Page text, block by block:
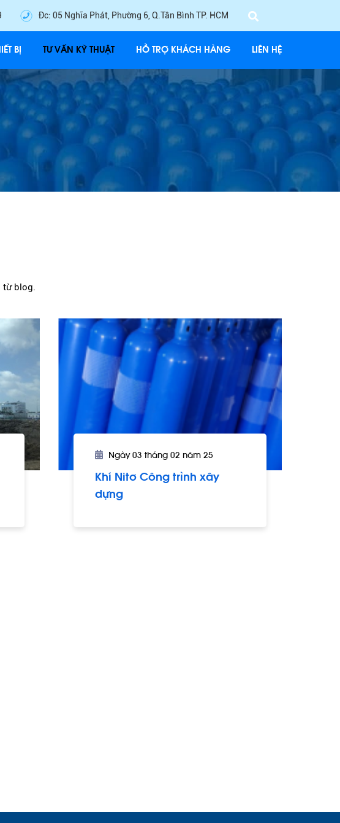
Đc: 05 Nghĩa Phát, Phường 6, Q.Tân Bình TP. HCM
BỊ TƯ VẤN KỸ THUẬT HỖ TRỢ KHÁCH HÀNG LIÊN HỆ
từ blog.
Ngày 03 tháng 02 năm 25
Khí Nitơ Công trình xây
dựng